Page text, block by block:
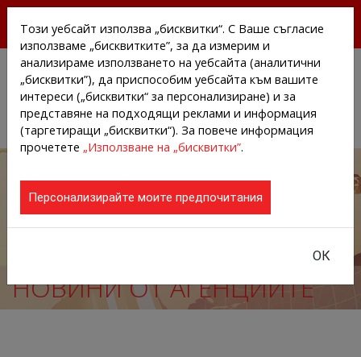
АГЕНЦИИТЕ И КОМПАНИИТЕ
НОВИНИ ОТ АГЕНЦИИТЕ
Този уебсайт използва „бисквитки“. С Ваше съгласие
използваме „бисквитките”, за да измерим и
анализираме използването на уебсайта (аналитични
„бисквитки”), да приспособим уебсайта към вашите
интереси („бисквитки“ за персонализиране) и за
представяне на подходящи реклами и информация
(таргетиращи „бисквитки“). За повече информация
прочетете „Използване на „бисквитки”.
Персонализирайте моите предпочитания
ОК